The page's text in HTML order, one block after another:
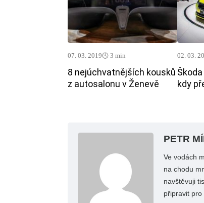
07. 03. 2019🕓 3 min
8 nejúchvatnějších kousků
z autosalonu v Ženevě
02. 03.
kdy
PETR
Ve vodách
na chodu
navštěvuji
připravit